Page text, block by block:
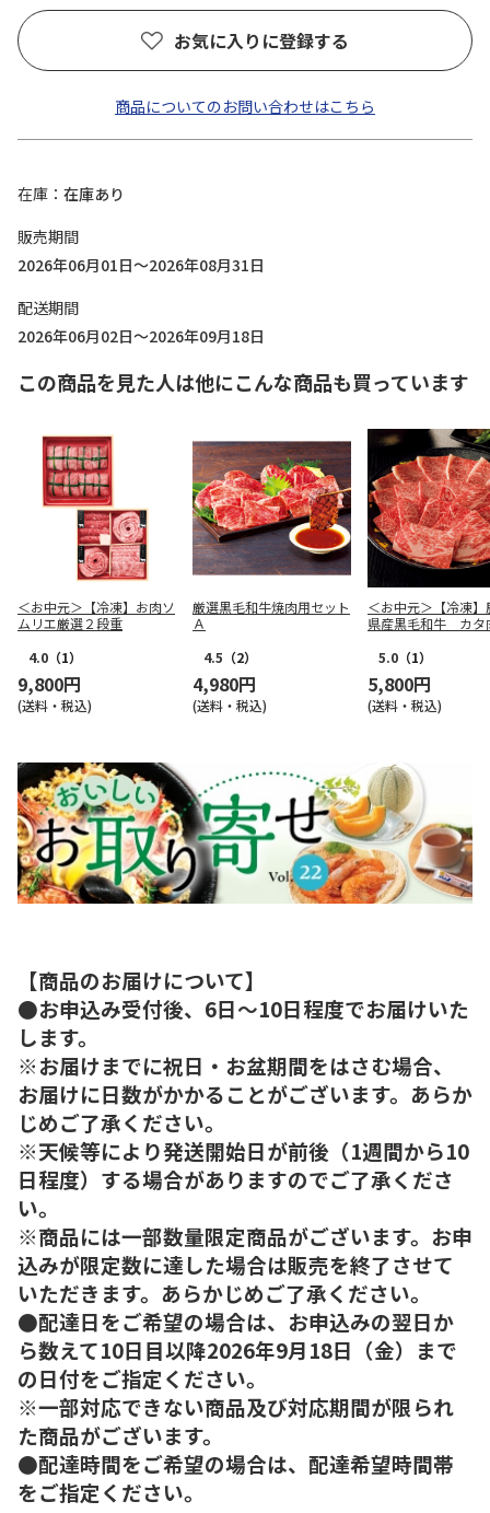
お気に入りに登録する
商品についてのお問い合わせはこちら
在庫
在庫あり
販売期間
2026年06月01日～2026年08月31日
配送期間
2026年06月02日～2026年09月18日
この商品を見た人は他にこんな商品も買っています
＜お中元＞【冷凍】お肉ソ
ムリエ厳選２段重
4.0 （1）
9,800円
(送料・税込)
厳選黒毛和牛焼肉用セット
Ａ
4.5 （2）
4,980円
(送料・税込)
＜お中元＞【冷凍】
県産黒毛和牛 カタ
5.0 （1）
5,800円
(送料・税込)
【商品のお届けについて】
●お申込み受付後、6日～10日程度でお届けいた
します。
※お届けまでに祝日・お盆期間をはさむ場合、
お届けに日数がかかることがございます。あらか
じめご了承ください。
※天候等により発送開始日が前後（1週間から10
日程度）する場合がありますのでご了承くださ
い。
※商品には一部数量限定商品がございます。お申
込みが限定数に達した場合は販売を終了させて
いただきます。あらかじめご了承ください。
●配達日をご希望の場合は、お申込みの翌日か
ら数えて10日目以降2026年9月18日（金）まで
の日付をご指定ください。
※一部対応できない商品及び対応期間が限られ
た商品がございます。
●配達時間をご希望の場合は、配達希望時間帯
をご指定ください。